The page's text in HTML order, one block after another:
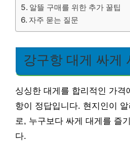
알뜰 구매를 위한 추가 꿀팁
자주 묻는 질문
강구항 대게 싸게
싱싱한 대게를 합리적인 가격
항이 정답입니다. 현지인이
로, 누구보다 싸게 대게를 즐
다.